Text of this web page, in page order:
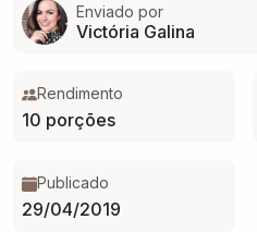
Enviado por
Victória Galina
Rendimento
10 porções
Publicado
29/04/2019